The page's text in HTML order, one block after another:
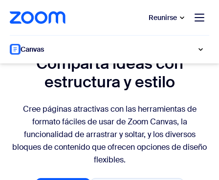
contenido principal
al chat de ayuda Reunirse
Canvas
Comparta ideas con
estructura y estilo
Cree páginas atractivas con las herramientas de
formato fáciles de usar de Zoom Canvas, la
funcionalidad de arrastrar y soltar, y los diversos
bloques de contenido que ofrecen opciones de diseño
flexibles.